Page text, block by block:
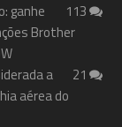
113
ganhe
Brother
21
a
aérea do